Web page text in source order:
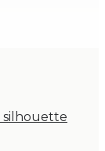
silhouette